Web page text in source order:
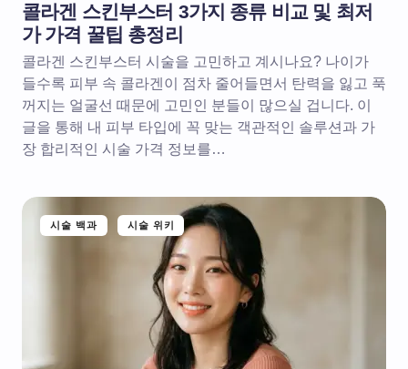
콜라겐 스킨부스터 3가지 종류 비교 및 최저
가 가격 꿀팁 총정리
콜라겐 스킨부스터 시술을 고민하고 계시나요? 나이가
들수록 피부 속 콜라겐이 점차 줄어들면서 탄력을 잃고 푹
꺼지는 얼굴선 때문에 고민인 분들이 많으실 겁니다. 이
글을 통해 내 피부 타입에 꼭 맞는 객관적인 솔루션과 가
장 합리적인 시술 가격 정보를…
시술 백과 시술 위키